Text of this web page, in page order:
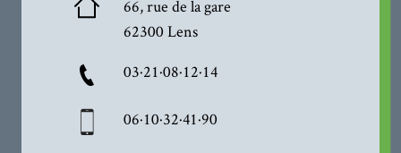
66, rue de la gare
62300 Lens
03·21·08·12·14
06·10·32·41·90